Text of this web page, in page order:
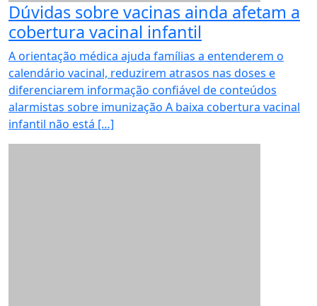
Dúvidas sobre vacinas ainda afetam a
cobertura vacinal infantil
A orientação médica ajuda famílias a entenderem o
calendário vacinal, reduzirem atrasos nas doses e
diferenciarem informação confiável de conteúdos
alarmistas sobre imunização A baixa cobertura vacinal
infantil não está […]